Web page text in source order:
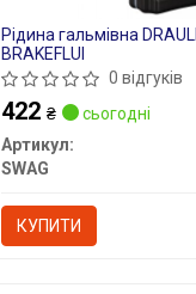
Рідина гальмівна
BRAKEFLUI
0 відгуків
422 ₴
сьогодні
Артикул:
SWAG
КУПИТИ